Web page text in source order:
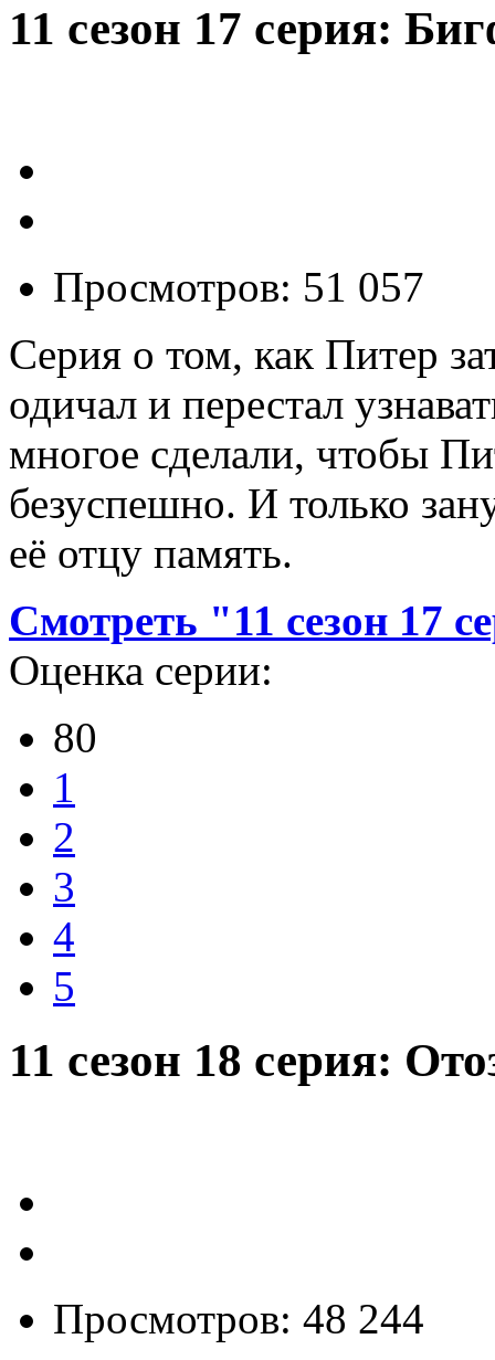
11 сезон 17 серия:
Просмотров: 51 057
Серия о том, как Питер
одичал и перестал
многое сделали, чтобы
безуспешно. И только
её отцу память.
Смотреть "11 сезон 17
Оценка серии:
80
1
2
3
4
5
11 сезон 18 серия:
Просмотров: 48 244